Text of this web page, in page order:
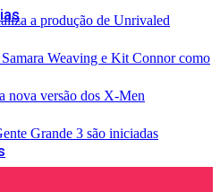
a produção de Unrivaled
Weaving e Kit Connor como
nova versão dos X-Men
Grande 3 são iniciadas